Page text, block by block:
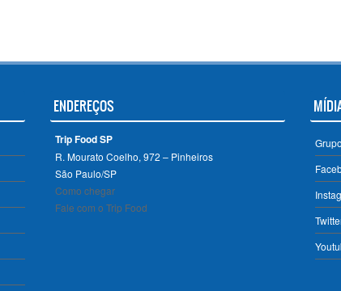
ENDEREÇOS
Trip Food SP
R. Mourato Coelho, 972 – Pinheiros
São Paulo/SP ‎
Como chegar
Fale com o Trip Food